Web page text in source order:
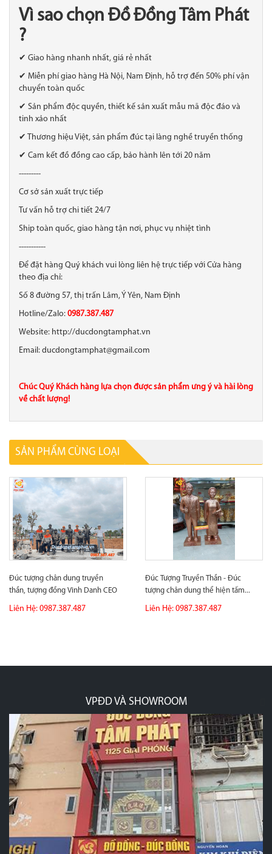
Vì sao chọn Đồ Đồng Tâm Phát
?
✔ Giao hàng nhanh nhất, giá rẻ nhất
✔ Miễn phí giao hàng Hà Nội, Nam Định, hỗ trợ đến 50% phí vận
chuyển toàn quốc
✔ Sản phẩm độc quyền, thiết kế sản xuất mẫu mã độc đáo và
tinh xảo nhất
✔ Thương hiệu Việt, sản phẩm đúc tại làng nghề truyền thống
✔ Cam kết đồ đồng cao cấp, bảo hành lên tới 20 năm
---------
Cơ sở sản xuất trực tiếp
Tư vấn hỗ trợ chi tiết 24/7
Ship toàn quốc, giao hàng tận nơi, phục vụ nhiệt tình
-----------
Để đặt hàng Quý khách vui lòng liên hệ trực tiếp với Cửa hàng
theo địa chỉ:
Số 8 đường 57, thị trấn Lâm, Ý Yên, Nam Định
Hotline/Zalo: 0987.387.487
Website: http://ducdongtamphat.vn
Email: ducdongtamphat@gmail.com
Chúc Quý Khách hàng lựa chọn được sản phẩm ưng ý và hài lòng
về chất lượng!
SẢN PHẨM CÙNG LOẠI
Đúc tượng chân dung truyền
thần, tượng đồng Vinh Danh CEO
Liên Hệ: 0987.387.487
Đúc Tượng Truyền Thần - Đúc
tượng chân dung thể hiện tấm...
Liên Hệ: 0987.387.487
VPĐD VÀ SHOWROOM